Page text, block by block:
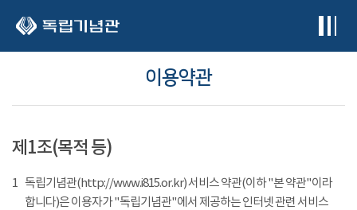
이용약관
제1조(목적 등)
1 독립기념관(http://www.i815.or.kr) 서비스 약관(이하 "본 약관"이라
합니다)은 이용자가 "독립기념관"에서 제공하는 인터넷 관련 서비스